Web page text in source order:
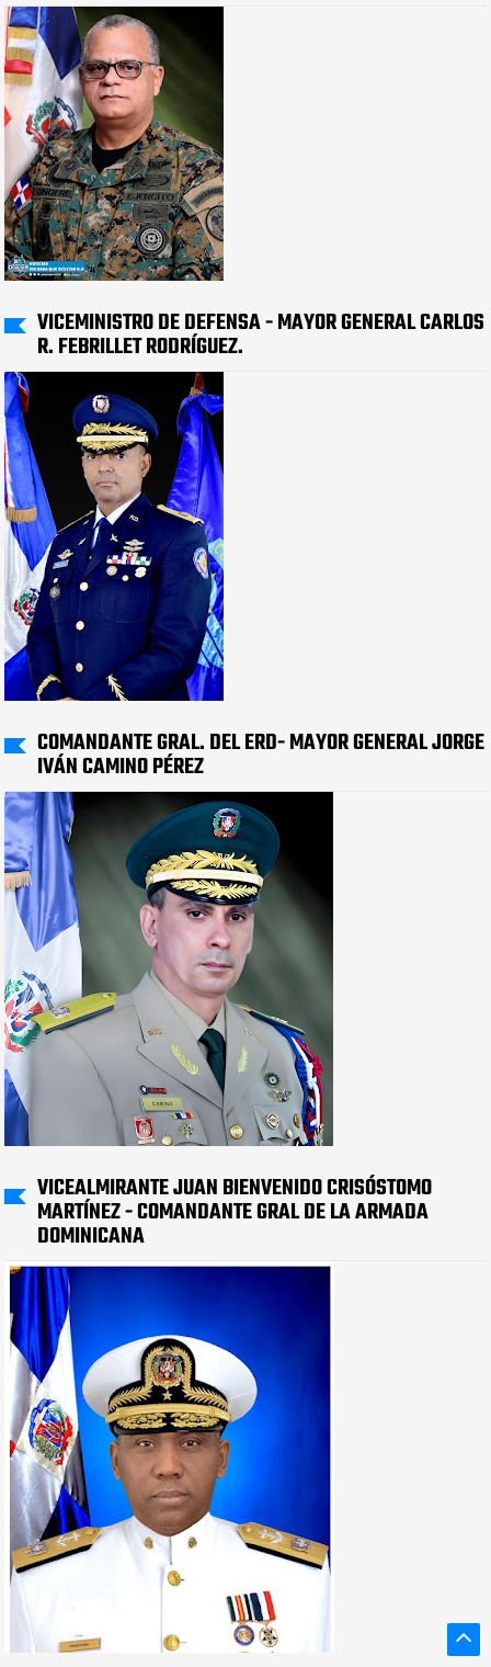
VICEMINISTRO DE DEFENSA - MAYOR GENERAL CARLOS
R. FEBRILLET RODRÍGUEZ.
COMANDANTE GRAL. DEL ERD- MAYOR GENERAL JORGE
IVÁN CAMINO PÉREZ
VICEALMIRANTE JUAN BIENVENIDO CRISÓSTOMO
MARTÍNEZ - COMANDANTE GRAL DE LA ARMADA
DOMINICANA